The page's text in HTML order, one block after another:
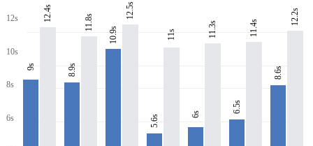
12s
10s
8s
6s
9s
12.4s
8.9s
11.8s
10.9s
12.5s
5.6s
11s
6s
11.3s
6.5s
11.4s
8.6s
12.2s